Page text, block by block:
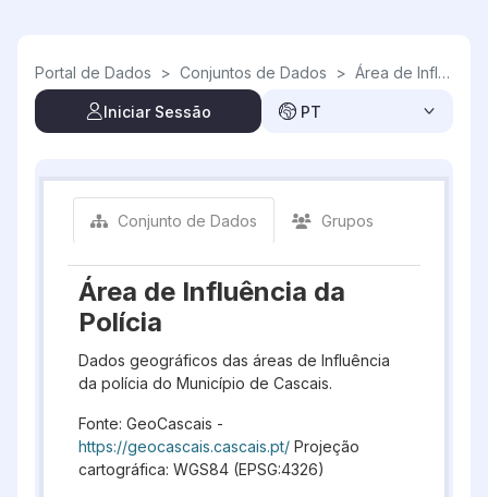
Portal de Dados > Conjuntos de Dados > Área de Influência da Polícia
Iniciar Sessão PT
Conjunto de Dados Grupos
Área de Influência da
Polícia
Dados geográficos das áreas de Influência
da polícia do Município de Cascais.
Fonte: GeoCascais -
https://geocascais.cascais.pt/ Projeção
cartográfica: WGS84 (EPSG:4326)